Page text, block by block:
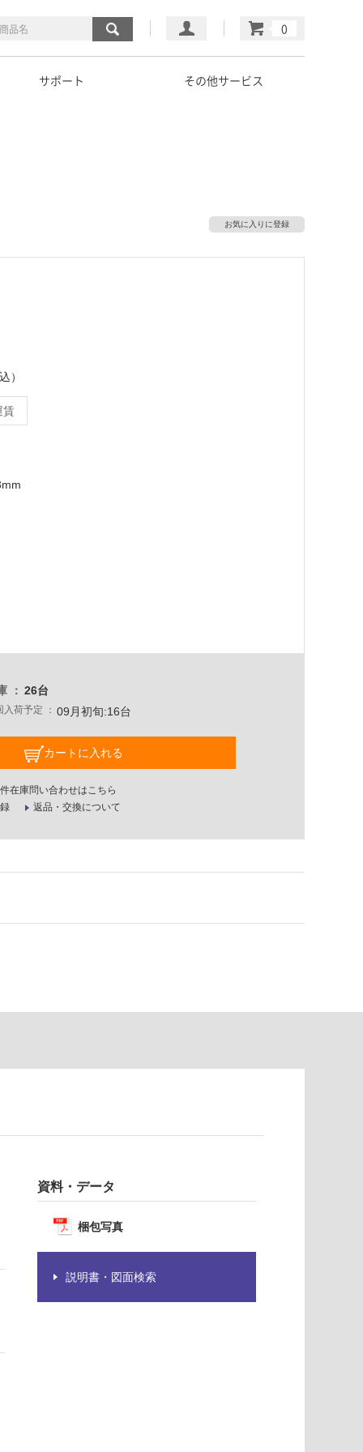
マイページ
カート
サポート その他サービス
お気に入りに登録
）
賃
26台
入荷予定 09月初旬:16台
カートに入れる
在庫問い合わせはこちら
返品・交換について
資料・データ
梱包写真
説明書・図面検索